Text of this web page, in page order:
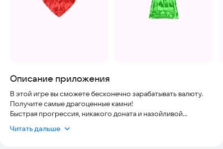
Описание приложения
В этой игре вы сможете бесконечно зарабатывать валюту.
Получите самые драгоценные камни!
Быстрая прогрессия, никакого доната и назойливой
Каждый последующий алмаз значительно отличается от
Читать дальше